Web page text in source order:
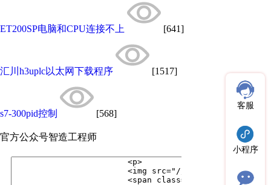
ET200SP电脑和CPU连接不上 [641]
汇川h3uplc以太网下载程序 [1517]
s7-300pid控制 [568]
官方公众号智造工程师
客服
小程序